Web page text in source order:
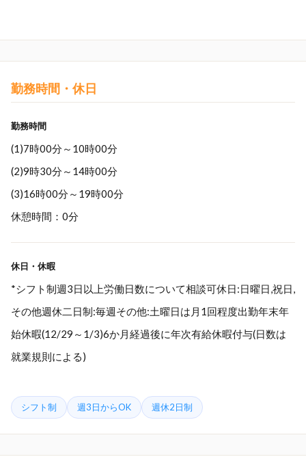
勤務時間・休日
勤務時間
(1)7時00分～10時00分
(2)9時30分～14時00分
(3)16時00分～19時00分
休憩時間：0分
休日・休暇
*シフト制週3日以上労働日数について相談可休日:日曜日,祝日,
その他週休二日制:毎週その他:土曜日は月1回程度出勤年末年
始休暇(12/29～1/3)6か月経過後に年次有給休暇付与(日数は
就業規則による)
シフト制 週3日からOK 週休2日制